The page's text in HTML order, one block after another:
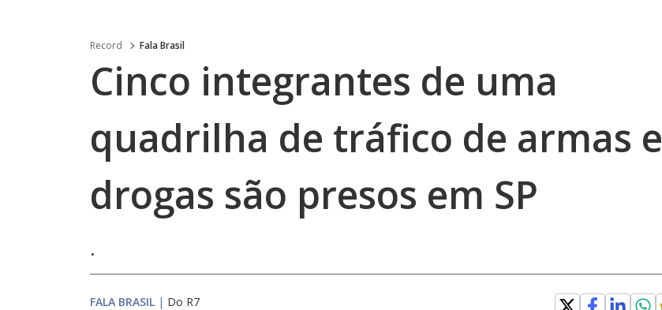
Record Fala Brasil
Cinco integrantes de uma
quadrilha de tráfico de armas e
drogas são presos em SP
.
FALA BRASIL | Do R7